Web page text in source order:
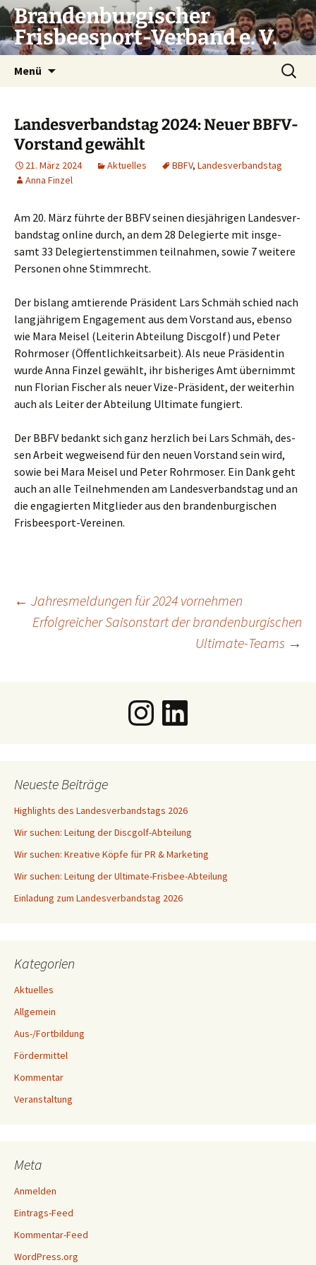
Zum
Inhalt
springen
Brandenburgischer
Frisbeesport-Verband e. V.
Menü
Suchen
nach:
Landesverbandstag 2024: Neuer BBFV-
Vorstand gewählt
21. März 2024 Aktuelles BBFV, Landesverbandstag
Anna Finzel
Am 20. März führ­te der BBFV sei­nen dies­jäh­ri­gen Lan­des­ver­
bands­tag online durch, an dem 28 Dele­gier­te mit ins­ge­
samt 33 Dele­gier­ten­stim­men teil­nah­men, sowie 7 wei­te­re
Per­so­nen ohne Stimmrecht.
Der bis­lang amtie­ren­de Prä­si­dent Lars Schmäh schied nach
lang­jäh­ri­gem Enga­ge­ment aus dem Vor­stand aus, eben­so
wie Mara Mei­sel (Lei­te­rin Abtei­lung Disc­golf) und Peter
Rohr­mo­ser (Öffent­lich­keits­ar­beit). Als neue Prä­si­den­tin
wur­de Anna Fin­zel gewählt, ihr bis­he­ri­ges Amt über­nimmt
nun Flo­ri­an Fischer als neu­er Vize-Prä­si­dent, der wei­ter­hin
auch als Lei­ter der Abtei­lung Ulti­ma­te fungiert.
Der BBFV bedankt sich ganz herz­lich bei Lars Schmäh, des­
sen Arbeit weg­wei­send für den neu­en Vor­stand sein wird,
sowie bei Mara Mei­sel und Peter Rohr­mo­ser. Ein Dank geht
auch an alle Teil­neh­men­den am Lan­des­ver­bands­tag und an
die enga­gier­ten Mit­glie­der aus den bran­den­bur­gi­schen
Frisbeesport-Vereinen.
Beitragsnavigation
← Jahresmeldungen für 2024 vornehmen
Erfolgreicher Saisonstart der brandenburgischen
Ultimate-Teams →
Instagram
LinkedIn
Neueste Beiträge
Highlights des Landesverbandstags 2026
Wir suchen: Leitung der Discgolf-Abteilung
Wir suchen: Kreative Köpfe für PR & Marketing
Wir suchen: Leitung der Ultimate-Frisbee-Abteilung
Einladung zum Landesverbandstag 2026
Kategorien
Aktuelles
Allgemein
Aus-/Fortbildung
Fördermittel
Kommentar
Veranstaltung
Meta
Anmelden
Eintrags-Feed
Kommentar-Feed
WordPress.org